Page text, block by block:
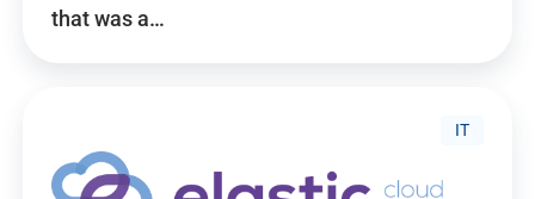
that was a…
IT